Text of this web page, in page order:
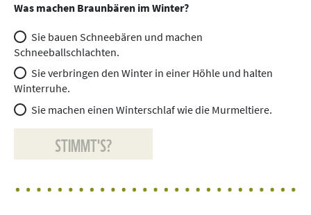
Was machen Braunbären im Winter?
Sie bauen Schneebären und machen
Schneeballschlachten.
Sie verbringen den Winter in einer Höhle und halten
Winterruhe.
Sie machen einen Winterschlaf wie die Murmeltiere.
STIMMT'S?